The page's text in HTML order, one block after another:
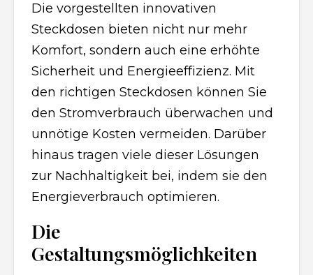
Die vorgestellten innovativen
Steckdosen bieten nicht nur mehr
Komfort, sondern auch eine erhöhte
Sicherheit und Energieeffizienz. Mit
den richtigen Steckdosen können Sie
den Stromverbrauch überwachen und
unnötige Kosten vermeiden. Darüber
hinaus tragen viele dieser Lösungen
zur Nachhaltigkeit bei, indem sie den
Energieverbrauch optimieren.
Die
Gestaltungsmöglichkeiten